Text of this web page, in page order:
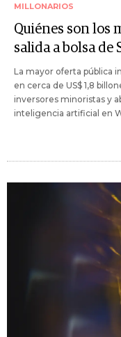
MILLONARIOS
Quiénes son los
salida a bolsa de
La mayor oferta pública
en cerca de US$ 1,8
inversores minoristas y
inteligencia artificial en